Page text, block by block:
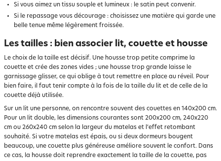
Si vous aimez un tissu souple et lumineux : le satin peut convenir.
Si le repassage vous décourage : choisissez une matière qui garde une
belle tenue même légèrement froissée.
Les tailles : bien associer lit, couette et housse
Le choix de la taille est décisif. Une housse trop petite comprime la
couette et crée des zones vides ; une housse trop grande laisse le
garnissage glisser, ce qui oblige à tout remettre en place au réveil. Pour
bien faire, il faut tenir compte à la fois de la taille du lit et de celle de la
couette déjà utilisée.
Sur un lit une personne, on rencontre souvent des couettes en 140x200 cm.
Pour un lit double, les dimensions courantes sont 200x200 cm, 240x220
cm ou 260x240 cm selon la largeur du matelas et l’effet retombant
souhaité. Si votre matelas est épais, ou si deux dormeurs bougent
beaucoup, une couette plus généreuse améliore souvent le confort. Dans
ce cas, la housse doit reprendre exactement la taille de la couette, pas